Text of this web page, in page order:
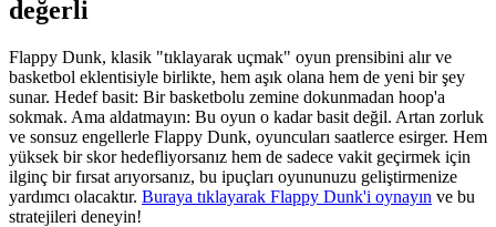
değerli
Flappy Dunk, klasik "tıklayarak uçmak" oyun prensibini alır ve
basketbol eklentisiyle birlikte, hem aşık olana hem de yeni bir şey
sunar. Hedef basit: Bir basketbolu zemine dokunmadan hoop'a
sokmak. Ama aldatmayın: Bu oyun o kadar basit değil. Artan zorluk
ve sonsuz engellerle Flappy Dunk, oyuncuları saatlerce esirger. Hem
yüksek bir skor hedefliyorsanız hem de sadece vakit geçirmek için
ilginç bir fırsat arıyorsanız, bu ipuçları oyununuzu geliştirmenize
yardımcı olacaktır. Buraya tıklayarak Flappy Dunk'i oynayın ve bu
stratejileri deneyin!